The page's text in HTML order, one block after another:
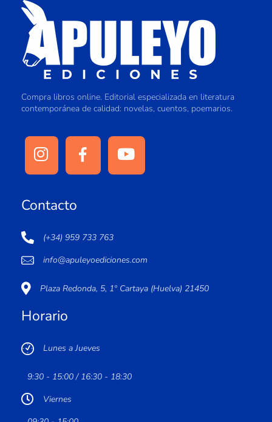
Compra libros online. Editorial especializada en literatura
contemporánea de calidad: novelas, cuentos, poemarios.
Contacto
(+34) 959 733 763
info@apuleyoediciones.com
Plaza Redonda, 5, 1º Cartaya (Huelva) 21450
Horario
Lunes a Jueves
9:30 - 15:00 / 16:30 - 18:30
Viernes